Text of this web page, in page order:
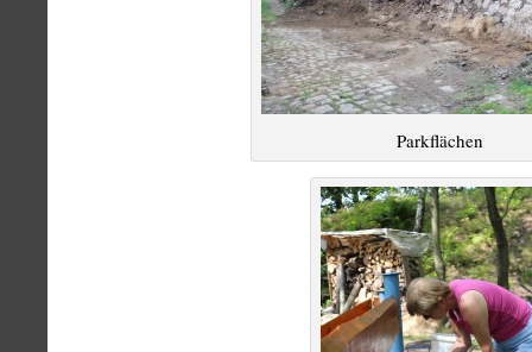
Parkflächen